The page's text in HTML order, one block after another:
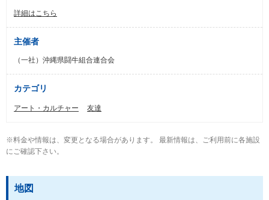
詳細はこちら
主催者
（一社）沖縄県闘牛組合連合会
カテゴリ
アート・カルチャー 友達
※料金や情報は、変更となる場合があります。 最新情報は、ご利用前に各施設
にご確認下さい。
地図